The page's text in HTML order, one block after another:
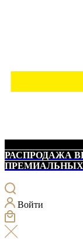
РАСПРОДАЖА
Войти